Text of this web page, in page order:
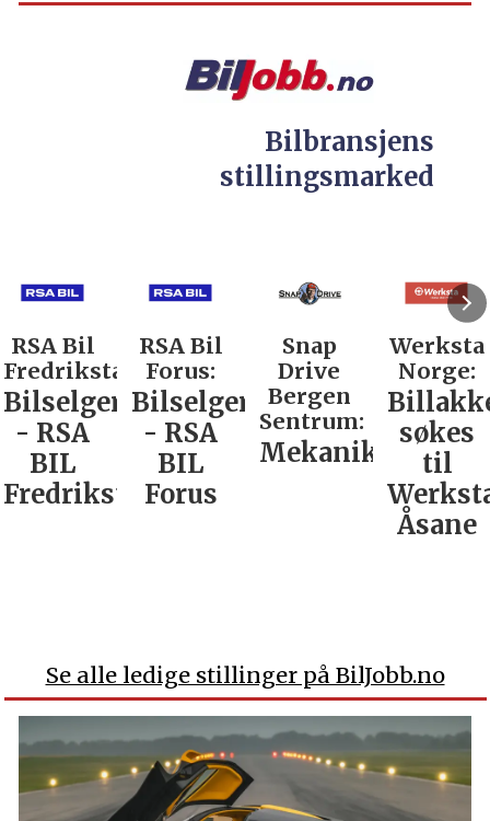
Bilbransjens
stillingsmarked
RSA Bil
Fredrikstad:
Bilselger
- RSA
BIL
Fredrikstad
RSA Bil
Forus:
Bilselger
- RSA
BIL
Forus
Snap
Drive
Bergen
Sentrum:
Mekaniker
Werksta
Norge:
søkes
til
Åsane
Se alle ledige stillinger på BilJobb.no